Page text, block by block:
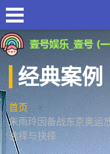
经典案例
首页
朱雨玲因备战东京奥运
选择与抉择